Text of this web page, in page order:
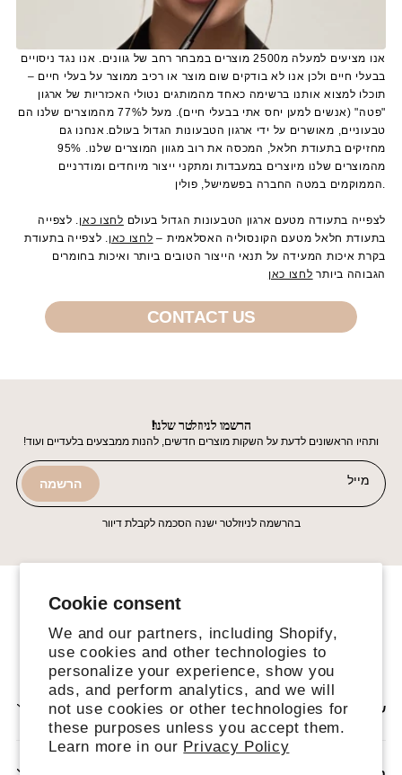
Cookie consent
We and our partners, including Shopify,
use cookies and other technologies to
personalize your experience, show you
ads, and perform analytics, and we will
not use cookies or other technologies for
these purposes unless you accept them.
Learn more in our Privacy Policy
אנו מציעים למעלה מ2500 מוצרים במבחר רחב של גוונים. אנו נגד ניסויים
בבעלי חיים ולכן אנו לא בודקים שום מוצר או רכיב ממוצר על בעלי חיים –
תוכלו למצוא אותנו ברשימה כאחד מהמותגים נטולי האכזריות של ארגון
"פטה" (אנשים למען יחס אתי בבעלי חיים). מעל ל77% מהמוצרים שלנו הם
טבעוניים, מאושרים על ידי ארגון הטבעונות הגדול בעולם. אנחנו גם
מחזיקים בתעודת חלאל, המכסה את רוב מגוון המוצרים שלנו. 95%
מהמוצרים שלנו מיוצרים במעבדות ומתקני ייצור מיוחדים ומודרניים
הממוקמים במטה החברה בפשמישל, פולין.
לצפייה בתעודה מטעם ארגון הטבעונות הגדול בעולם לחצו כאן. לצפייה
בתעודת חלאל מטעם הקונסוליה האסלאמית – לחצו כאן. לצפייה בתעודת
בקרת איכות המעידה על תנאי הייצור הטובים ביותר ואיכות בחומרים
הגבוהה ביותר לחצו כאן
CONTACT US
!הרשמו לניוזלטר שלנו
!ותהיו הראשונים לדעת על השקות מוצרים חדשים, להנות ממבצעים בלעדיים ועוד
מייל הרשמה
בהרשמה לניוזלטר ישנה הסכמה לקבלת דיוור
טיקטוקאינסטגרםפייסבוק
שירותים נוספים